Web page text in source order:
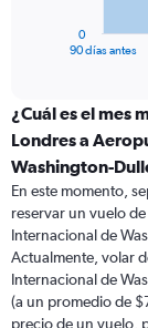
categories.
Range:
categories.
The
chart
has
1
Y
axis
displaying
90 días antes
0
¿Cuál es el mes
Londres a
Washington-
En este momento,
reservar un vuelo
Internacional de
Actualmente, volar
Internacional de
(a un promedio de
precio de un vuelo,